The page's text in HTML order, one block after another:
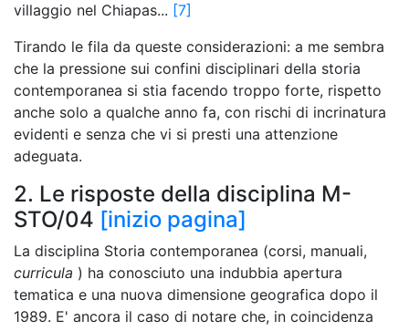
villaggio nel Chiapas... [7]
Tirando le fila da queste considerazioni: a me sembra
che la pressione sui confini disciplinari della storia
contemporanea si stia facendo troppo forte, rispetto
anche solo a qualche anno fa, con rischi di incrinatura
evidenti e senza che vi si presti una attenzione
adeguata.
2. Le risposte della disciplina M-
STO/04 [inizio pagina]
La disciplina Storia contemporanea (corsi, manuali,
curricula ) ha conosciuto una indubbia apertura
tematica e una nuova dimensione geografica dopo il
1989. E' ancora il caso di notare che, in coincidenza